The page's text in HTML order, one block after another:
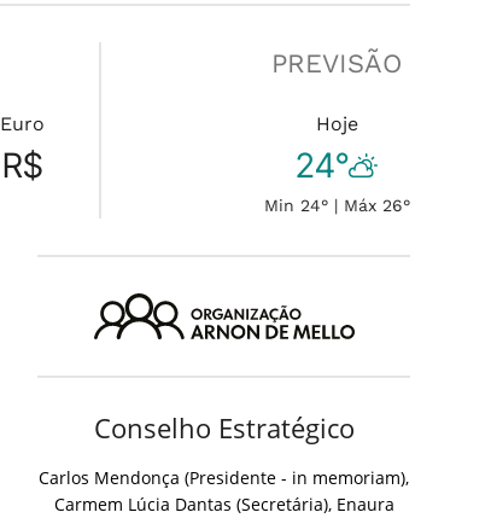
Euro
R$
PREVISÃO
Hoje
24°
Min 24° | Máx 26°
Conselho Estratégico
Carlos Mendonça (Presidente - in memoriam),
Carmem Lúcia Dantas (Secretária), Enaura